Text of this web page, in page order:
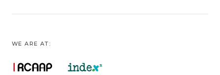
WE ARE AT: